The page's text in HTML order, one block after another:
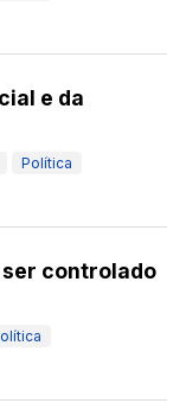
e da
Política
ser controlado